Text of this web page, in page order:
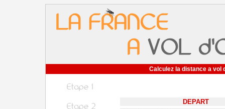
Calculez la distance a vol
DEPART